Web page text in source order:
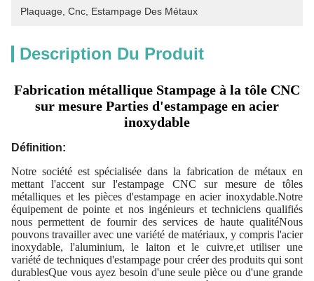
Plaquage Cnc Estampage Des Métaux
Description Du Produit
Fabrication métallique Stampage à la tôle CNC
sur mesure Parties d'estampage en acier
inoxydable
Définition:
Notre société est spécialisée dans la fabrication de métaux en
mettant l'accent sur l'estampage CNC sur mesure de tôles
métalliques et les pièces d'estampage en acier inoxydable.Notre
équipement de pointe et nos ingénieurs et techniciens qualifiés
nous permettent de fournir des services de haute qualitéNous
pouvons travailler avec une variété de matériaux, y compris l'acier
inoxydable, l'aluminium, le laiton et le cuivre,et utiliser une
variété de techniques d'estampage pour créer des produits qui sont
durablesQue vous ayez besoin d'une seule pièce ou d'une grande